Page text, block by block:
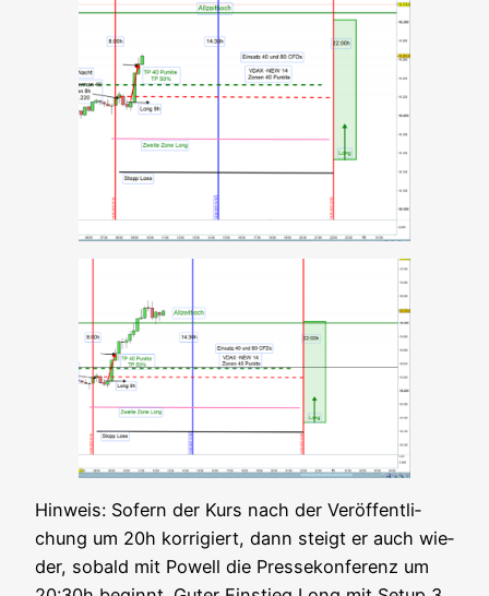
Hin­weis: Sofern der Kurs nach der Ver­öf­fent­li­
chung um 20h kor­ri­giert, dann steigt er auch wie­
der, sobald mit Powell die Pres­se­kon­fe­renz um